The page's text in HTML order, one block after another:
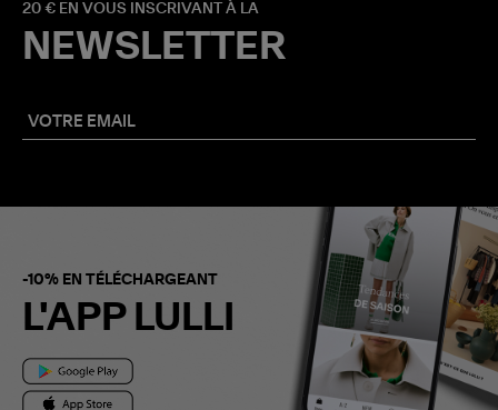
20 € EN VOUS INSCRIVANT À LA
NEWSLETTER
-10% EN TÉLÉCHARGEANT
L'APP LULLI